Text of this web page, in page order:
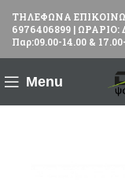
ΤΗΛΕΦΩΝΑ
6976406899 | ΩΡΑΡΙΟ:
Παρ:09.00-14.00 &
Menu